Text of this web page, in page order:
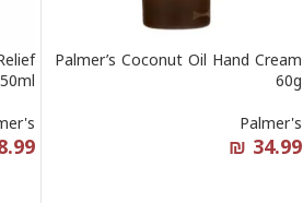
Palmer’s Coconut Oil Hand Cream
60g
Palmer's
₪ 34.99